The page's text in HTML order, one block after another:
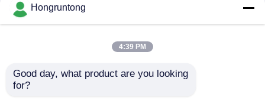
ডক রাবার ফেন্ডার
নোঙর করার খুঁটি ভারী দায়িত্ব
Hongruntong
4:39 PM
Good day, what product are you looking
for?